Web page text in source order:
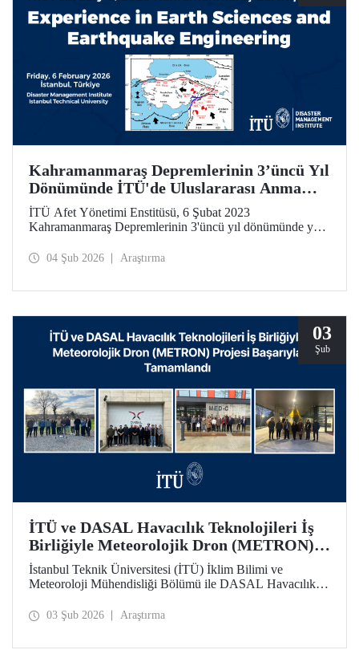
Kahramanmaraş Depremlerinin 3’üncü Yıl
Dönümünde İTÜ'de Uluslararası Anma
Toplantısı ve Çalıştay
İTÜ Afet Yönetimi Enstitüsü, 6 Şubat 2023
Kahramanmaraş Depremlerinin 3'üncü yıl dönümünde yer
uluslararası ölçekte önemli bir çalıştay düzenliyor.
04 Şub 2026 Araştırma
03
Şub
İTÜ ve DASAL Havacılık Teknolojileri İş
Birliğiyle Meteorolojik Dron (METRON)
Projesi Başarıyla Tamamlandı
İstanbul Teknik Üniversitesi (İTÜ) İklim Bilimi ve
Meteoroloji Mühendisliği Bölümü ile DASAL Havacılık
üniversite - sanayi iş birliği kapsamında yürütülen
03 Şub 2026 Araştırma